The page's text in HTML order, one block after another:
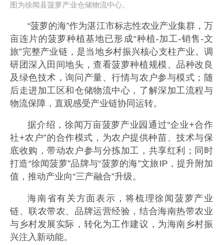
图为徐闻县菠萝产业仓储物流中心。
“菠萝的海”作为湛江市标志性农业产业集群，万
亩连片的菠萝种植基地已形成“种植-加工-销售-文
旅”完整产业链，是当地乡村振兴核心支柱产业。调
研团深入田间地头，查看菠萝种植规模、品种改良
及绿色技术，询问产量、行情与农户参与模式；随
后走进加工区和仓储物流中心，了解深加工流程与
物流保障，直观感受产业链协同运转。
据介绍，徐闻万亩菠萝产业园通过“企业+合作
社+农户”的合作模式，为农户提供种苗、技术与保
底收购，带动农户参与分拣加工，共享红利；同时
打造“徐闻菠萝”品牌与“菠萝的海”文旅IP，提升附加
值，推动产业向“三产融合”升级。
海南省有关方面表示，将梳理徐闻菠萝产业
链、联农带农、品牌运营经验，结合海南热带农业
与乡村发展实际，转化为工作建议，为海南乡村振
兴注入新动能。